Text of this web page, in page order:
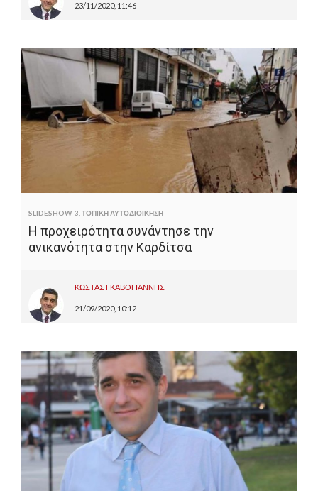
23/11/2020, 11:46
SLIDESHOW-3 ΤΟΠΙΚΗ ΑΥΤΟΔΙΟΙΚΗΣΗ
Η προχειρότητα συνάντησε την
ανικανότητα στην Καρδίτσα
ΚΩΣΤΑΣ ΓΚΑΒΟΓΙΑΝΝΗΣ
21/09/2020, 10:12